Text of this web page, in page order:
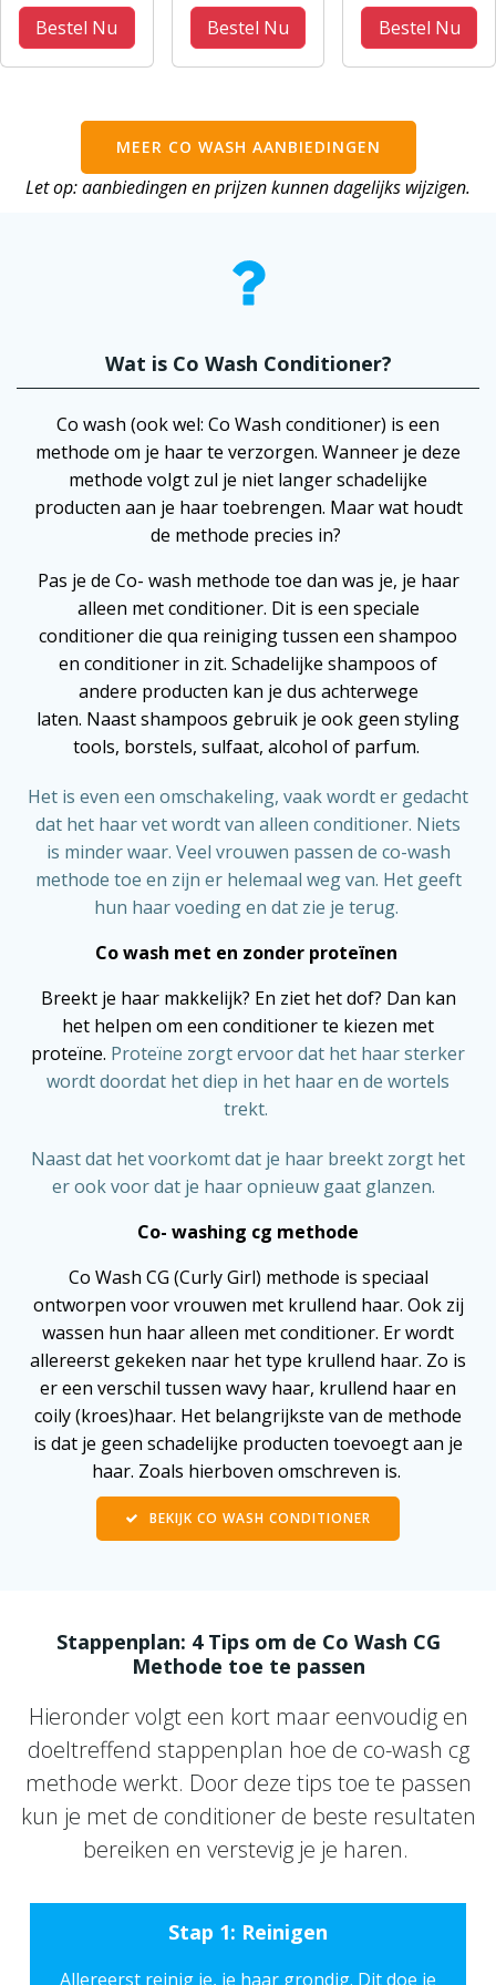
Defining
Custard -
227gr - CG
Bestel Nu
Leave-in
Conditioner
474ml
Bestel Nu
methode -
Curly Girl
Bestel Nu
MEER CO WASH AANBIEDINGEN
Let op: aanbiedingen en prijzen kunnen dagelijks wijzigen.
Wat is Co Wash Conditioner?
Co wash (ook wel: Co Wash conditioner) is een
methode om je haar te verzorgen. Wanneer je deze
methode volgt zul je niet langer schadelijke
producten aan je haar toebrengen. Maar wat houdt
de methode precies in?
Pas je de Co- wash methode toe dan was je, je haar
alleen met conditioner. Dit is een speciale
conditioner die qua reiniging tussen een shampoo
en conditioner in zit. Schadelijke shampoos of
andere producten kan je dus achterwege
laten. Naast shampoos gebruik je ook geen styling
tools, borstels, sulfaat, alcohol of parfum.
Het is even een omschakeling, vaak wordt er gedacht
dat het haar vet wordt van alleen conditioner. Niets
is minder waar. Veel vrouwen passen de co-wash
methode toe en zijn er helemaal weg van. Het geeft
hun haar voeding en dat zie je terug.
Co wash met en zonder proteïnen
Breekt je haar makkelijk? En ziet het dof? Dan kan
het helpen om een conditioner te kiezen met
proteïne. Proteïne zorgt ervoor dat het haar sterker
wordt doordat het diep in het haar en de wortels
trekt.
Naast dat het voorkomt dat je haar breekt zorgt het
er ook voor dat je haar opnieuw gaat glanzen.
Co- washing cg methode
Co Wash CG (Curly Girl) methode is speciaal
ontworpen voor vrouwen met krullend haar. Ook zij
wassen hun haar alleen met conditioner. Er wordt
allereerst gekeken naar het type krullend haar. Zo is
er een verschil tussen wavy haar, krullend haar en
coily (kroes)haar. Het belangrijkste van de methode
is dat je geen schadelijke producten toevoegt aan je
haar. Zoals hierboven omschreven is.
BEKIJK CO WASH CONDITIONER
Stappenplan: 4 Tips om de Co Wash CG
Methode toe te passen
Hieronder volgt een kort maar eenvoudig en
doeltreffend stappenplan hoe de co-wash cg
methode werkt. Door deze tips toe te passen
kun je met de conditioner de beste resultaten
bereiken en verstevig je je haren.
Stap 1: Reinigen
Allereerst reinig je, je haar grondig. Dit doe je